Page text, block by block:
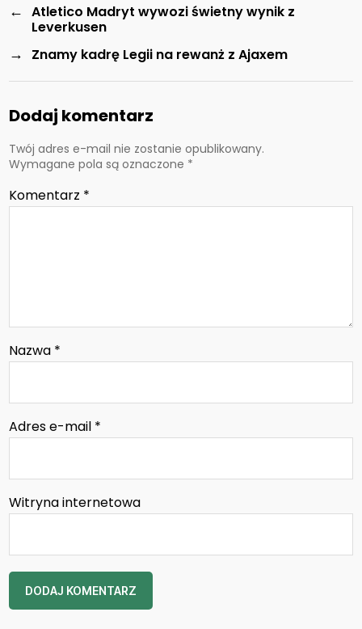
← Atletico Madryt wywozi świetny wynik z
Leverkusen
→ Znamy kadrę Legii na rewanż z Ajaxem
Dodaj komentarz
Twój adres e-mail nie zostanie opublikowany.
Wymagane pola są oznaczone *
Komentarz *
Nazwa *
Adres e-mail *
Witryna internetowa